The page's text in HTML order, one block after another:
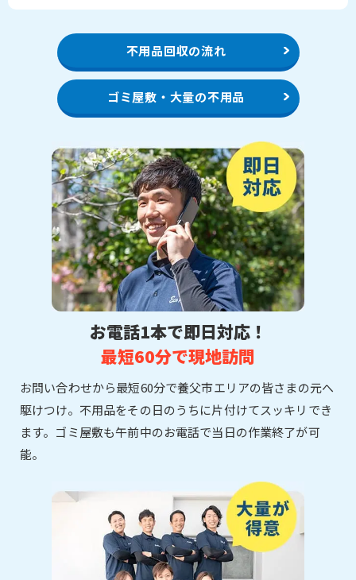
不用品回収の流れ
ゴミ屋敷・大量の不用品
お電話1本で即日対応！
最短60分で現地訪問
お問い合わせから最短60分で養父市エリアの皆さまの元へ
駆けつけ。不用品をその日のうちに片付けてスッキリでき
ます。ゴミ屋敷も午前中のお電話で当日の作業終了が可
能。